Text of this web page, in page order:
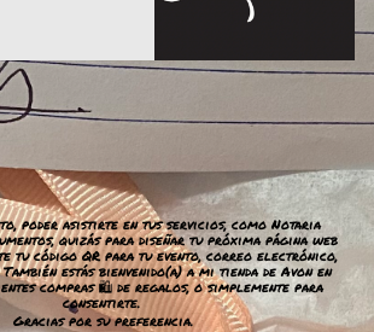
poder asistirte en tus servicios, como Notaria
quizás para diseñar tu próxima página web
tu código QR para tu evento, correo electrónico,
estás bienvenido(a) a mi tienda de Avon en
compras 🛍 de regalos, o simplemente para
consentirte.
Gracias por su preferencia.